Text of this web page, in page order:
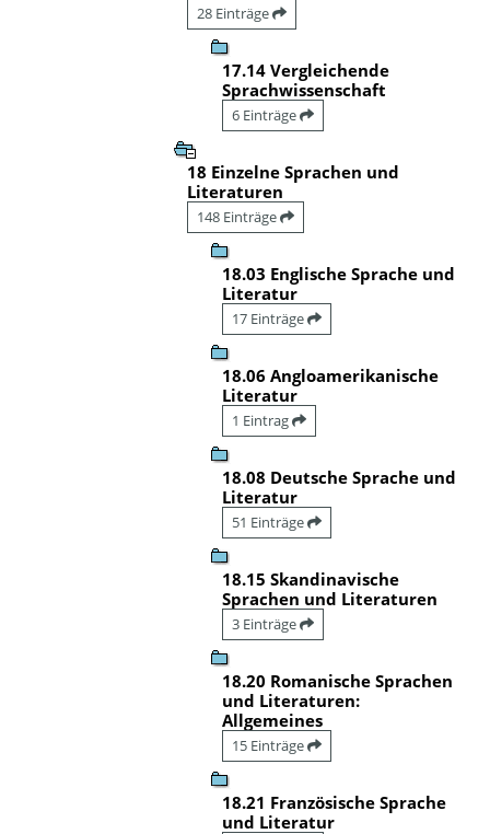
28 Einträge
17.14 Vergleichende
Sprachwissenschaft
6 Einträge
18 Einzelne Sprachen und
Literaturen
148 Einträge
18.03 Englische Sprache und
Literatur
17 Einträge
18.06 Angloamerikanische
Literatur
1 Eintrag
18.08 Deutsche Sprache und
Literatur
51 Einträge
18.15 Skandinavische
Sprachen und Literaturen
3 Einträge
18.20 Romanische Sprachen
und Literaturen:
Allgemeines
15 Einträge
18.21 Französische Sprache
und Literatur